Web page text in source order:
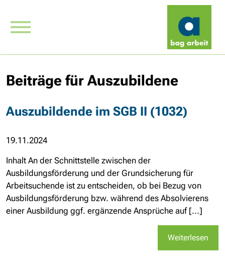
Beiträge für Auszubildene
Auszubildende im SGB II (1032)
19.11.2024
Inhalt An der Schnittstelle zwischen der
Ausbildungsförderung und der Grundsicherung für
Arbeitsuchende ist zu entscheiden, ob bei Bezug von
Ausbildungsförderung bzw. während des Absolvierens
einer Ausbildung ggf. ergänzende Ansprüche auf [...]
Weiterlesen